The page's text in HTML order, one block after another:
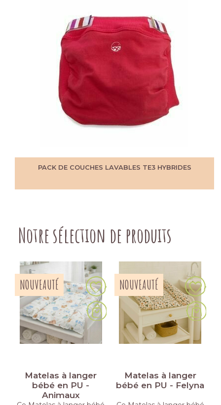
PACK DE COUCHES LAVABLES TE3 HYBRIDES
Notre sélection de produits
NOUVEAUTÉ
Matelas à langer
bébé en PU -
Animaux
NOUVEAUTÉ
Matelas à langer
bébé en PU - Felyna